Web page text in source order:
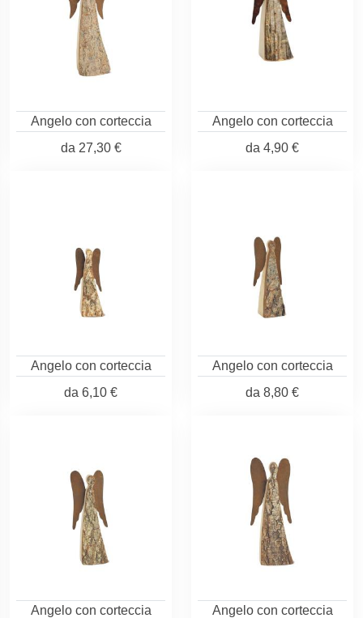
Angelo con corteccia
da 27,30 €
Angelo con corteccia
da 4,90 €
Angelo con corteccia
da 6,10 €
Angelo con corteccia
da 8,80 €
Angelo con corteccia
Angelo con corteccia